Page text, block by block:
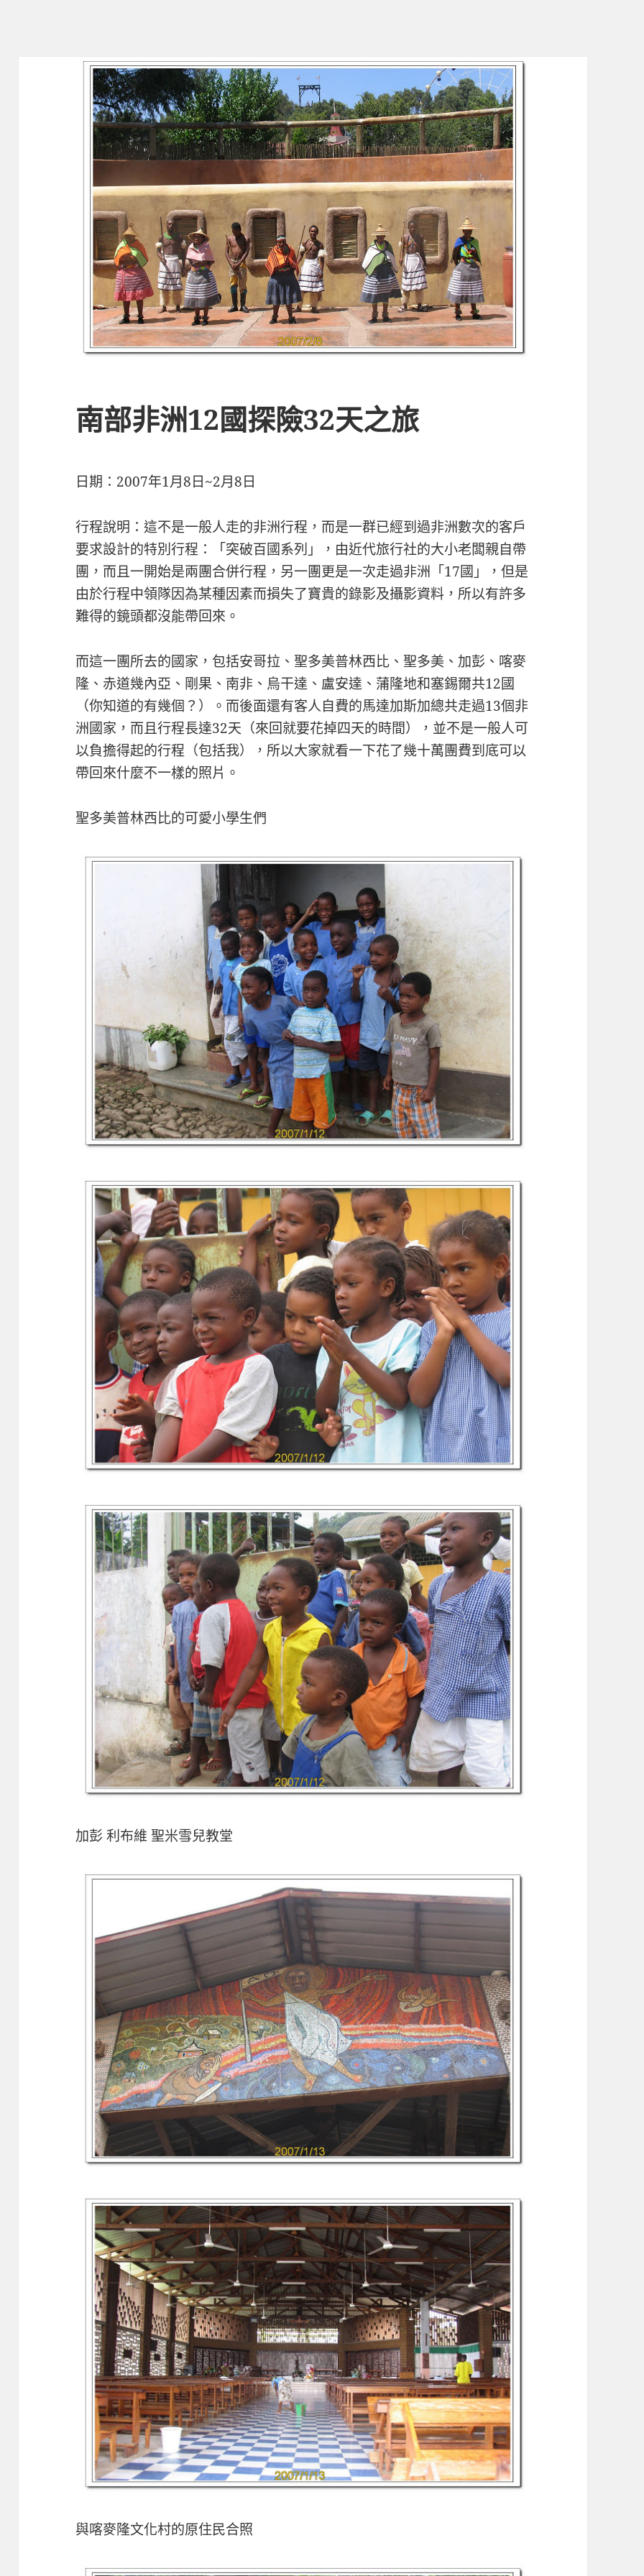
南部非洲12國探險32天之旅
日期：2007年1月8日~2月8日
行程說明：這不是一般人走的非洲行程，而是一群已經到過非洲數次的客戶
要求設計的特別行程：「突破百國系列」，由近代旅行社的大小老闆親自帶
團，而且一開始是兩團合併行程，另一團更是一次走過非洲「17國」，但是
由於行程中領隊因為某種因素而損失了寶貴的錄影及攝影資料，所以有許多
難得的鏡頭都沒能帶回來。
而這一團所去的國家，包括安哥拉、聖多美普林西比、聖多美、加彭、喀麥
隆、赤道幾內亞、剛果、南非、烏干達、盧安達、蒲隆地和塞錫爾共12國
（你知道的有幾個？）。而後面還有客人自費的馬達加斯加總共走過13個非
洲國家，而且行程長達32天（來回就要花掉四天的時間），並不是一般人可
以負擔得起的行程（包括我），所以大家就看一下花了幾十萬團費到底可以
帶回來什麼不一樣的照片。
聖多美普林西比的可愛小學生們
加彭 利布維 聖米雪兒教堂
與喀麥隆文化村的原住民合照